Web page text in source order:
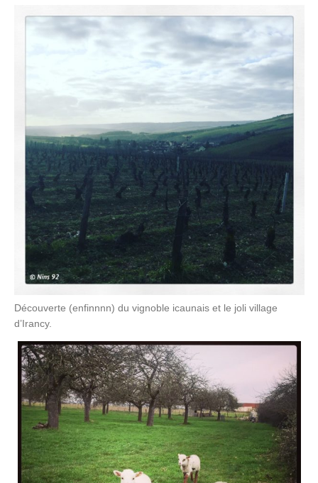
Découverte (enfinnnn) du vignoble icaunais et le joli village
d’Irancy.